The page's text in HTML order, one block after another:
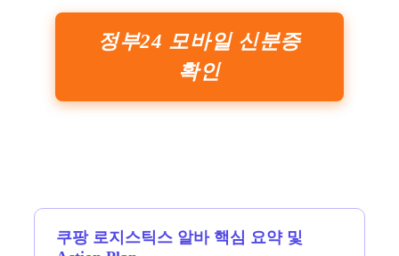
정부24 모바일 신분증
확인
쿠팡 로지스틱스 알바 핵심 요약 및